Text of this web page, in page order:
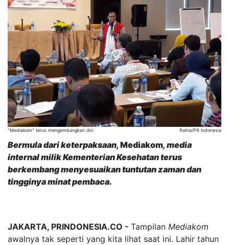
"Mediakom" terus mengembangkan diri. Ratna/PR Indonesia
Bermula dari keterpaksaan,Mediakom, media
internal milik Kementerian Kesehatan terus
berkembang menyesuaikan tuntutan zaman dan
tingginya minat pembaca.
JAKARTA, PRINDONESIA.CO - Tampilan Mediakom
awalnya tak seperti yang kita lihat saat ini. Lahir tahun